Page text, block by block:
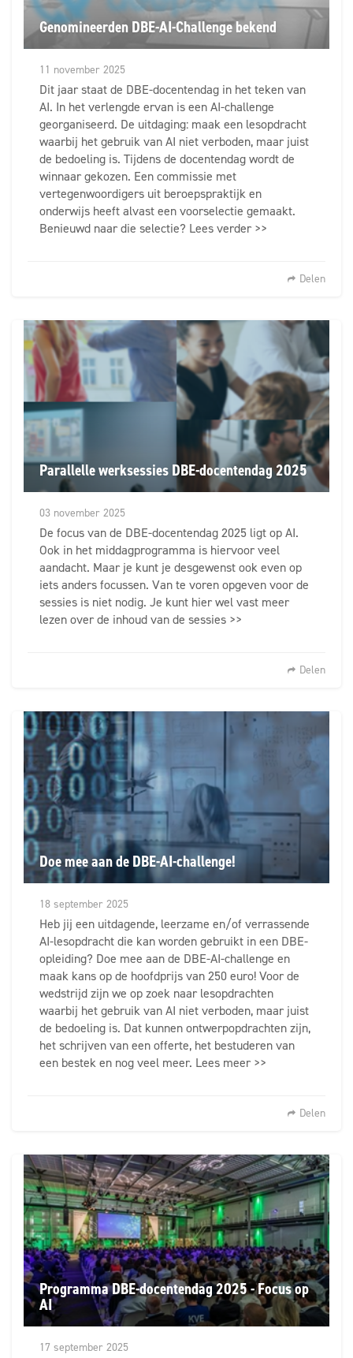
Genomineerden DBE-AI-Challenge bekend
11 november 2025
Dit jaar staat de DBE-docentendag in het teken van
AI. In het verlengde ervan is een AI-challenge
georganiseerd. De uitdaging: maak een lesopdracht
waarbij het gebruik van AI niet verboden, maar juist
de bedoeling is. Tijdens de docentendag wordt de
winnaar gekozen. Een commissie met
vertegenwoordigers uit beroepspraktijk en
onderwijs heeft alvast een voorselectie gemaakt.
Benieuwd naar die selectie? Lees verder >>
Delen
Parallelle werksessies DBE-docentendag 2025
03 november 2025
De focus van de DBE-docentendag 2025 ligt op AI.
Ook in het middagprogramma is hiervoor veel
aandacht. Maar je kunt je desgewenst ook even op
iets anders focussen. Van te voren opgeven voor de
sessies is niet nodig. Je kunt hier wel vast meer
lezen over de inhoud van de sessies >>
Delen
Doe mee aan de DBE-AI-challenge!
18 september 2025
Heb jij een uitdagende, leerzame en/of verrassende
AI-lesopdracht die kan worden gebruikt in een DBE-
opleiding? Doe mee aan de DBE-AI-challenge en
maak kans op de hoofdprijs van 250 euro! Voor de
wedstrijd zijn we op zoek naar lesopdrachten
waarbij het gebruik van AI niet verboden, maar juist
de bedoeling is. Dat kunnen ontwerpopdrachten zijn,
het schrijven van een offerte, het bestuderen van
een bestek en nog veel meer. Lees meer >>
Delen
Programma DBE-docentendag 2025 - Focus op
AI
17 september 2025